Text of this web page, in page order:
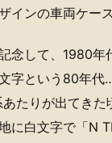
インの車両ケー
念して、1980年
字という80年代
たりが出てきた
に白文字で「N